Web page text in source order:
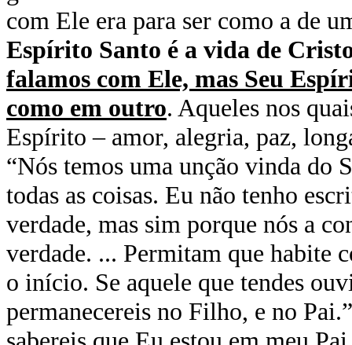
com Ele era para ser como a de
Espírito Santo é a vida de
falamos com Ele, mas Seu
como em outro. Aqueles nos
Espírito – amor, alegria, paz,
“Nós temos uma unção vinda do
todas as coisas. Eu não tenho
verdade, mas sim porque nós a
verdade. ... Permitam que habite
o início. Se aquele que tendes
permanecereis no Filho, e no